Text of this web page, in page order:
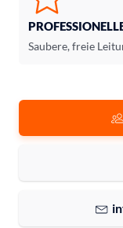
Saubere, freie